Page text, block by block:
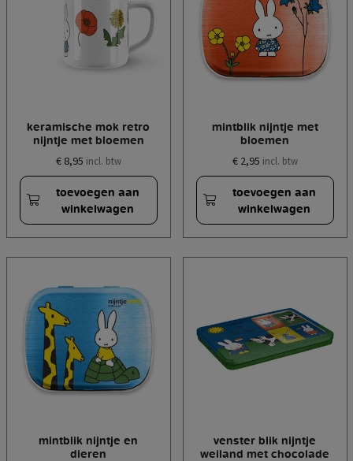
keramische mok retro
nijntje met bloemen
€ 8,95 incl. btw
toevoegen aan
winkelwagen
mintblik nijntje met
bloemen
€ 2,95 incl. btw
toevoegen aan
winkelwagen
mintblik nijntje en
dieren
venster blik nijntje
weiland met chocolade